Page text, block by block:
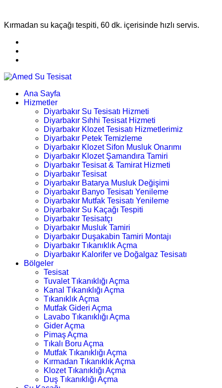
Kırmadan su kaçağı tespiti, 60 dk. içerisinde hızlı servis.
Ana Sayfa
Hizmetler
Diyarbakır Su Tesisatı Hizmeti
Diyarbakır Sıhhi Tesisat Hizmeti
Diyarbakır Klozet Tesisatı Hizmetlerimiz
Diyarbakır Petek Temizleme
Diyarbakır Klozet Sifon Musluk Onarımı
Diyarbakır Klozet Şamandıra Tamiri
Diyarbakır Tesisat & Tamirat Hizmeti
Diyarbakır Tesisat
Diyarbakır Batarya Musluk Değişimi
Diyarbakır Banyo Tesisatı Yenileme
Diyarbakır Mutfak Tesisatı Yenileme
Diyarbakır Su Kaçağı Tespiti
Diyarbakır Tesisatçı
Diyarbakır Musluk Tamiri
Diyarbakır Duşakabin Tamiri Montajı
Diyarbakır Tıkanıklık Açma
Diyarbakır Kalorifer ve Doğalgaz Tesisatı
Bölgeler
Tesisat
Tuvalet Tıkanıklığı Açma
Kanal Tıkanıklığı Açma
Tıkanıklık Açma
Mutfak Gideri Açma
Lavabo Tıkanıklığı Açma
Gider Açma
Pimaş Açma
Tıkalı Boru Açma
Mutfak Tıkanıklığı Açma
Kırmadan Tıkanıklık Açma
Klozet Tıkanıklığı Açma
Duş Tıkanıklığı Açma